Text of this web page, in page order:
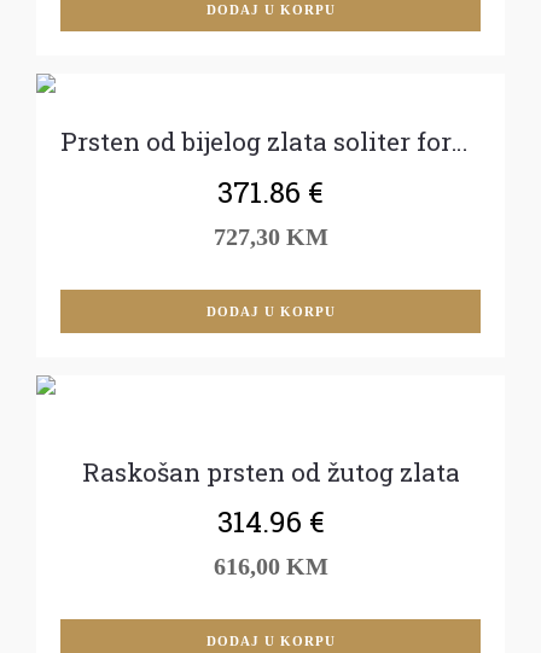
DODAJ U KORPU
Prsten od bijelog zlata soliter forme
371.86 €
727,30 KM
DODAJ U KORPU
Raskošan prsten od žutog zlata
314.96 €
616,00 KM
DODAJ U KORPU